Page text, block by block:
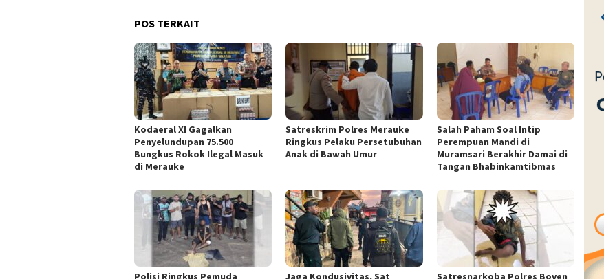
POS TERKAIT
​Kodaeral XI Gagalkan
Penyelundupan 75.500
Bungkus Rokok Ilegal Masuk
di Merauke
Satreskrim Polres Merauke
Ringkus Pelaku Persetubuhan
Anak di Bawah Umur
Salah Paham Soal Intip
Perempuan Mandi di
Muramsari Berakhir Damai di
Tangan Bhabinkamtibmas
Polisi Ringkus Pemuda
Jaga Kondusivitas, Sat
Satresnarkoba Polres Boven